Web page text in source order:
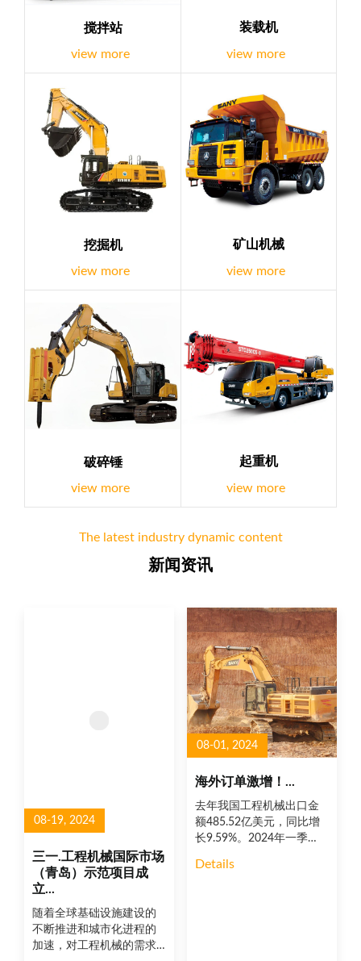
搅拌站
view more
装载机
view more
挖掘机
view more
矿山机械
view more
破碎锤
view more
起重机
view more
The latest industry dynamic content
新闻资讯
08-19, 2024
三一.工程机械国际市场
（青岛）示范项目成
立...
随着全球基础设施建设的
不断推进和城市化进程的
加速，对工程机械的需求
08-01, 2024
海外订单激增！...
去年我国工程机械出口金
额485.52亿美元，同比增
长9.59%。2024年一季
额120.07亿美元，同比增
Details